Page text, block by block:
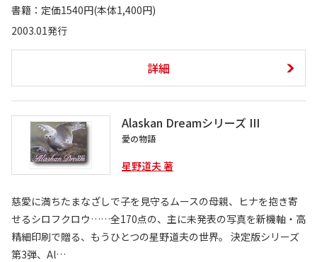
書籍：定価1540円(本体1,400円)
2003.01発行
詳細
Alaskan Dreamシリーズ III
愛の物語
星野道夫 著
慈愛に満ちたまなざしで子を見守るムースの母親、ヒナを抱き寄
せるシロフクロウ……全170点の、主に未発表の写真を新機軸・高
精細印刷で贈る、もうひとつの星野道夫の世界。 決定版シリーズ
第3弾、Al…